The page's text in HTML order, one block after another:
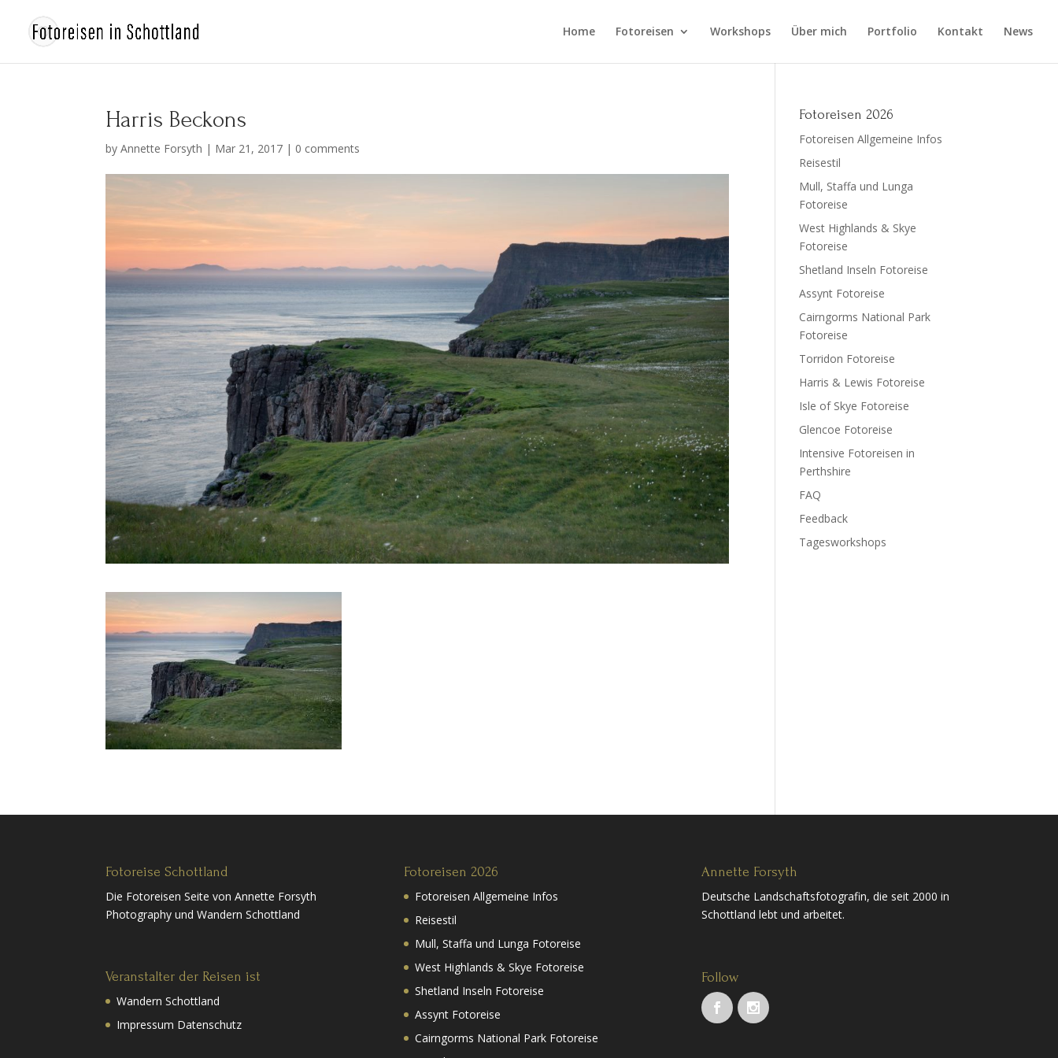
Home Fotoreisen Workshops Über mich Portfolio Kontakt News
Harris Beckons
byAnnette Forsyth | Mar 21, 2017 | 0 comments
Fotoreisen 2026
Fotoreisen Allgemeine Infos
Reisestil
Mull, Staffa und Lunga
Fotoreise
West Highlands & Skye
Fotoreise
Shetland Inseln Fotoreise
Assynt Fotoreise
Cairngorms National Park
Fotoreise
Torridon Fotoreise
Harris & Lewis Fotoreise
Isle of Skye Fotoreise
Glencoe Fotoreise
Intensive Fotoreisen in
Perthshire
FAQ
Feedback
Tagesworkshops
Fotoreise Schottland
Die Fotoreisen Seite von Annette Forsyth
Photography und Wandern Schottland
Veranstalter der Reisen ist
Wandern Schottland
Impressum Datenschutz
Fotoreisen 2026
Fotoreisen Allgemeine Infos
Reisestil
Mull, Staffa und Lunga Fotoreise
West Highlands & Skye Fotoreise
Shetland Inseln Fotoreise
Assynt Fotoreise
Cairngorms National Park Fotoreise
Annette Forsyth
Deutsche Landschaftsfotografin, die seit 2000 in
Schottland lebt und arbeitet.
Follow